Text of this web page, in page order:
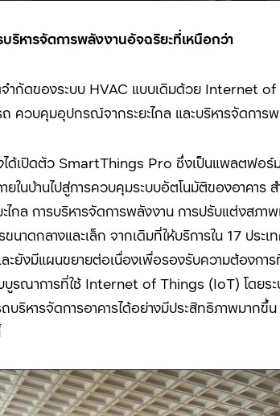
ริหารจัดการพลังงานอัจฉริยะที่เหนือกว่า
ำกัดของระบบ HVAC แบบเดิมด้วย Internet of
ถ ควบคุมอุปกรณ์จากระยะไกล และบริหารจัดกา
ด้เปิดตัว SmartThings Pro ซึ่งเป็นแพลตฟอร์ม
ในบ้านไปสู่การควบคุมระบบอัตโนมัติของอาคาร
ไกล การบริหารจัดการพลังงาน การปรับแต่งสภา
นาดกลางและเล็ก จากเดิมที่ให้บริการใน 17 ประ
ละยังมีแผนขยายต่อเนื่องเพื่อรองรับความต้องก
บูรณาการที่ใช้ Internet of Things (IoT)โดยร
ถบริหารจัดการอาคารได้อย่างมีประสิทธิภาพมาก